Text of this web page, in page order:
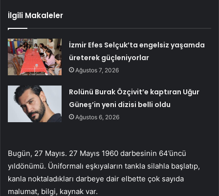
İlgili Makaleler
İzmir Efes Selçuk’ta engelsiz yaşamda
üreterek güçleniyorlar
Ağustos 7, 2026
Rolünü Burak Özçivit’e kaptıran Uğur
Güneş’in yeni dizisi belli oldu
Ağustos 6, 2026
Bugün, 27 Mayıs. 27 Mayıs 1960 darbesinin 64’üncü
yıldönümü. Üniformalı eşkıyaların tankla silahla başlatıp,
kanla noktaladıkları darbeye dair elbette çok sayıda
malumat, bilgi, kaynak var.